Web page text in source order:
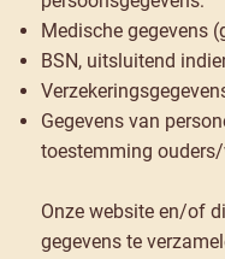
Medische gegevens
BSN, uitsluitend
Gegevens van
toestemming
Onze website en/of
gegevens te